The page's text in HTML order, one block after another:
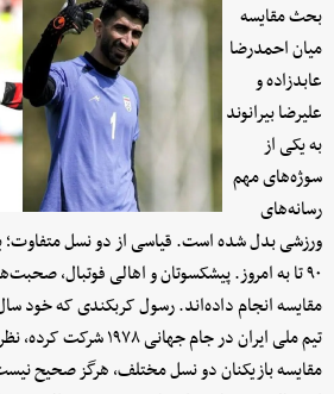
بحث مقایسه
میان احمدرضا
عابدزاده و
علیرضا بیرانوند
به یکی از
سوژه‌های مهم
رسانه‌های
۹۰ تا به امروز. پیشکسوتان و اهالی فوتبال،
مقایسه انجام داده‌اند. رسول کربکندی که خود
تیم ملی ایران در جام
مقایسه بازیکنان دو نسل مختلف، هرگز صحیح